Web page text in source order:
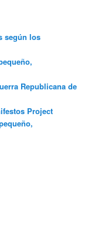
según los
Republicana de
Project